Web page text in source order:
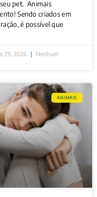
pet. Animais
Sendo criados em
é possível que
29, 2026
Nenhum
ANIMAIS